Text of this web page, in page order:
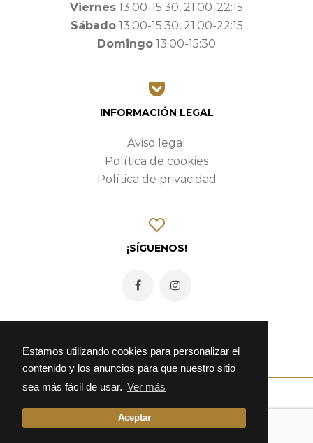
Estamos utilizando cookies para personalizar el
contenido y los anuncios para que nuestro sitio
sea más fácil de usar. Ver más
Aceptar
Viernes 13:00-15:30, 21:00-22:15
Sábado13:00-15:30, 21:00-22:15
Domingo 13:00-15:30
INFORMACIÓN LEGAL
Aviso legal
Política de cookies
Política de privacidad
¡SÍGUENOS!
© 2026 Fonda Alcalá